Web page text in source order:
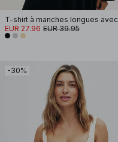
EUR 27.96 EUR 39.95
-30%